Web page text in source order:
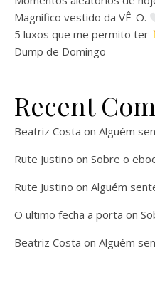
Magnífico vestido da VÊ-O.
5 luxos que me permito ter
Dump de Domingo
Recent
Beatriz Costa on Alguém
Rute Justino on Sobre o
Rute Justino on Alguém
O ultimo fecha a porta on
Beatriz Costa on Alguém